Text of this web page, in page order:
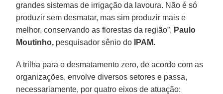
grandes sistemas de irrigação da lavoura. Não é só
produzir sem desmatar, mas sim produzir mais e
melhor, conservando as florestas da região”, Paulo
Moutinho, pesquisador sênio do IPAM.
A trilha para o desmatamento zero, de acordo com as
organizações, envolve diversos setores e passa,
necessariamente, por quatro eixos de atuação: